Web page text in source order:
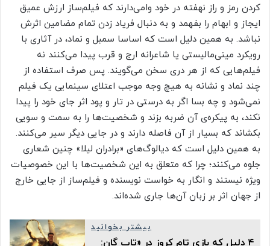
کردن رمز و راز نهفته در خود وامی‌دارند که فیلم‌ساز ارزش عمیق
ایجاز و ابهام را بفهمد و به دنبال فریاد زدن تمام مضامین اثرش
نباشد. به همین دلیل است که اساسا سمبل و نماد، در آثاری با
رویکرد مینی‌مالیستی یا شاعرانه ارج و قرب پیدا می‌کنند نه
فیلم‌هایی که از هر دری سخن می‌گویند. پس صرف استفاده از
چند نماد و نشانه به هیچ وجه موجب اعتلای سینمایی یک فیلم
نمی‌شود و چه بسا اگر به درستی در تار و پود اثر جای خود را پیدا
نکند، به پیکره‌ی آن ضربه بزند و شخصیت‌ها را به سمت و سویی
بکشاند که بسیار از آن فاصله دارند و در جایی دیگر سیر می‌کنند.
به همین دلیل است که دیالوگ‌های «برادران لیلا» چنین شعاری
جلوه می‌کنند؛ چرا که متعلق به این شخصیت‌ها با این خصوصیات
ویژه نیستند و انگار به خواست نویسنده و فیلم‌ساز از جایی خارج
از جهان اثر بر زبان آن‌ها جاری شده‌اند.
بیشتر بخوانید
۴ دلیل که بازی تام کروز در «تاپ گان: